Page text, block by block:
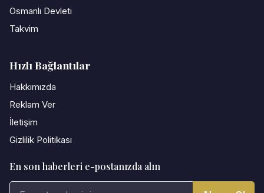
Osmanlı Devleti
Takvim
Hızlı Bağlantılar
Hakkımızda
Reklam Ver
İletişim
Gizlilik Politikası
En son haberleri e-postanızda alın